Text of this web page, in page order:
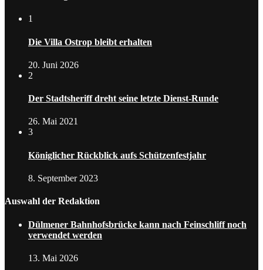
1
Die Villa Ostrop bleibt erhalten
20. Juni 2026
2
Der Stadtsheriff dreht seine letzte Dienst-Runde
26. Mai 2021
3
Königlicher Rückblick aufs Schützenfestjahr
8. September 2023
Auswahl der Redaktion
Dülmener Bahnhofsbrücke kann nach Feinschliff noch
verwendet werden
13. Mai 2026